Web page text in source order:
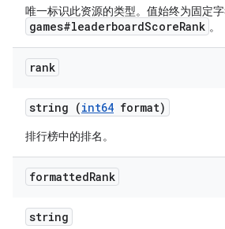
唯一标识此资源的类型。值始终为固定
games#leaderboardScoreRank 。
rank
string (int64 format)
排行榜中的排名。
formattedRank
string